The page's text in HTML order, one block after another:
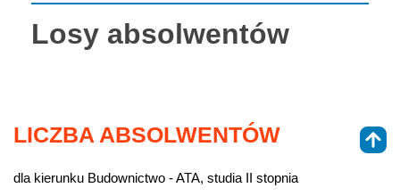
Losy absolwentów
LICZBA ABSOLWENTÓW
dla kierunku Budownictwo - ATA, studia II stopnia